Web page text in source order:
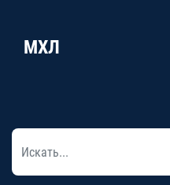
МХЛ